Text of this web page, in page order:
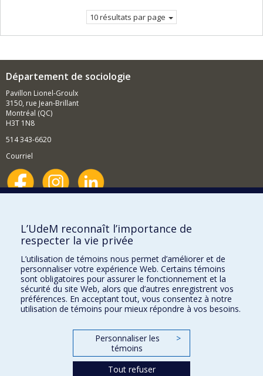
10 résultats par page
Département de sociologie
Pavillon Lionel-Groulx
3150, rue Jean-Brillant
Montréal (QC)
H3T 1N8
514 343-6620
Courriel
Comment soutenir le Département?
BESOIN D'AIDE?
Plan du site
Signaler une erreur
Accessibilité
FACULTÉ DES ARTS ET DES SCIENCES
Nos départements et écoles
L’UdeM reconnaît l’importance de
respecter la vie privée
L’utilisation de témoins nous permet d’améliorer et de
personnaliser votre expérience Web. Certains témoins
sont obligatoires pour assurer le fonctionnement et la
sécurité du site Web, alors que d’autres enregistrent vos
préférences. En acceptant tout, vous consentez à notre
utilisation de témoins pour mieux répondre à vos besoins.
Personnaliser les
témoins
>
Tout refuser